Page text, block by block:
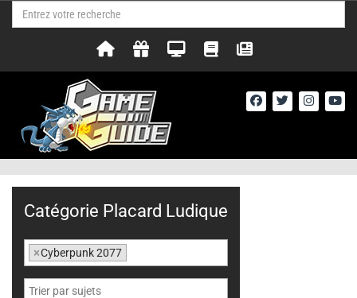
Catégorie Placard Ludique
×Cyberpunk 2077